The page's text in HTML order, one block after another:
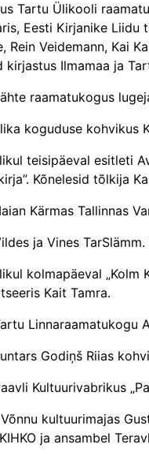
Tartu Ülikooli
Eesti Kirjanike Liidu
Rein Veidemann, Kai
kirjastus Ilmamaa ja
raamatukogus
koguduse kohvi­kus
teisipäeval esitleti
Kõnelesid tõlkija
Kärmas Tallinnas
ja Vines
kolmapäeval
Kait Tamra.
Linnaraamatukogu
Godiņš Riias
Kultuurivabri­kus
kultuurimajas
ja ansambel